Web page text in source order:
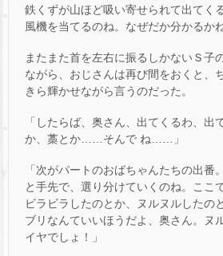
鉄くずが山ほど吸い寄せられて出てく
風機を当てるのね。なぜだか分かるかね
またまた首を左右に振るしかないＳ子
ながら、おじさんは再び間をおくと、
きら輝かせながら言うのだった。
「したらば、奥さん、出てくるわ、出
か、藁とか……そんで ね……」
「次がパートのおばちゃんたちの出番
と手先で、選り分けていくのね。ここ
ビラビラしたのとか、ヌルヌルしたの
ブリなんていいほうだよ、奥さん。ヌ
イヤでしょ！」